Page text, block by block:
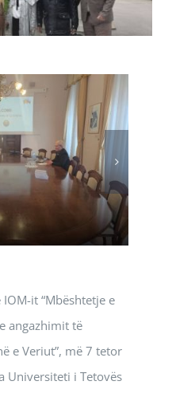
it “Mbështetje e
angazhimit të
e Veriut”, më 7 tetor
Universiteti i Tetovës